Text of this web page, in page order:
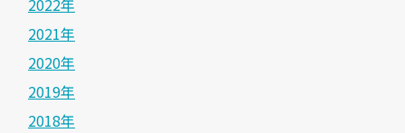
2022年
2021年
2020年
2019年
2018年